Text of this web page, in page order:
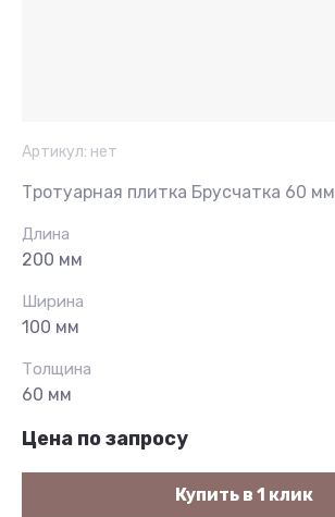
Артикул: нет
Тротуарная плитка Брусчатка 60 мм
Длина
200 мм
Ширина
100 мм
Толщина
60 мм
Цена по запросу
Купить в 1 клик